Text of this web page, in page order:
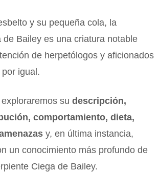
y su pequeña cola, la
de Bailey es una criatura notable
de herpetólogos y aficionados
igual.
su descripción,
comportamiento, dieta,
y, en última instancia,
un conocimiento más profundo de
Ciega de Bailey.